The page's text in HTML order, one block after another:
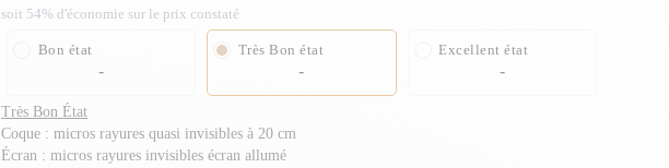
soit 54% d'économie sur le prix constaté
Bon état
-
Très Bon état
-
Excellent état
-
Très Bon État
Coque : micros rayures quasi invisibles à 20 cm
Écran : micros rayures invisibles écran allumé